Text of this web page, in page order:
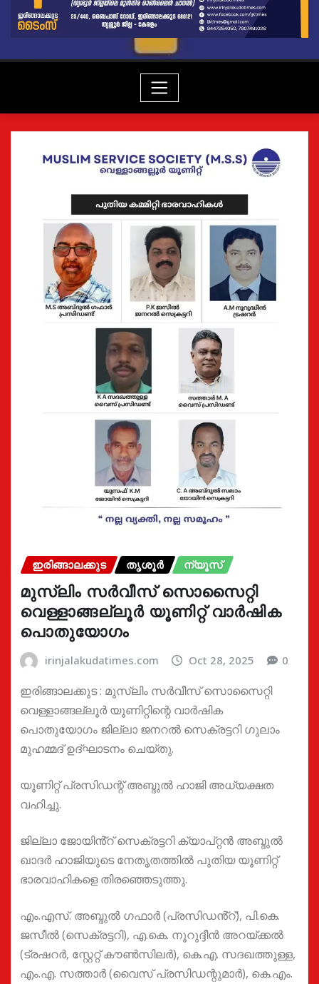
ഇരിങ്ങാലക്കുട തൃശൂർ ന്യൂസ്
മുസ്ലിം സർവീസ് സൊസൈറ്റി
വെള്ളാങ്ങല്ലൂർ യൂണിറ്റ് വാർഷിക
പൊതുയോഗം
irinjalakudatimes.com Oct 28, 2025 0
ഇരിങ്ങാലക്കുട : മുസ്ലിം സർവീസ് സൊസൈറ്റി
വെള്ളാങ്ങല്ലൂർ യൂണിറ്റിന്റെ വാർഷിക
പൊതുയോഗം ജില്ലാ ജനറൽ സെക്രട്ടറി ഗുലാം
മുഹമ്മദ്‌ ഉദ്ഘാടനം ചെയ്തു.
യൂണിറ്റ് പ്രസിഡന്റ് അബ്ദുൽ ഹാജി അധ്യക്ഷത
വഹിച്ചു.
ജില്ലാ ജോയിൻ്റ് സെക്രട്ടറി ക്യാപ്റ്റൻ അബ്ദുൽ
ഖാദർ ഹാജിയുടെ നേതൃതത്തിൽ പുതിയ യൂണിറ്റ്
ഭാരവാഹികളെ തിരഞ്ഞെടുത്തു.
എം.എസ്. അബ്ദുൽ ഗഫാർ (പ്രസിഡൻ്റ്), പി.കെ.
ജസീൽ (സെക്രട്ടറി), എ.കെ. നൂറുദ്ദീൻ അറയ്ക്കൽ
(ട്രഷറർ, സ്റ്റേറ്റ് കൗൺസിലർ), കെ.എ. സദഖത്തുള്ള,
എം.എ. സത്താർ (വൈസ് പ്രസിഡന്റുമാർ), കെ.എം.